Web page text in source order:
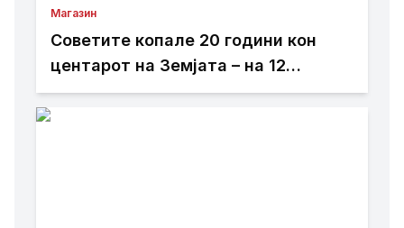
Магазин
Советите копале 20 години кон
центарот на Земјата – на 12
километри ги запреле неочекувани